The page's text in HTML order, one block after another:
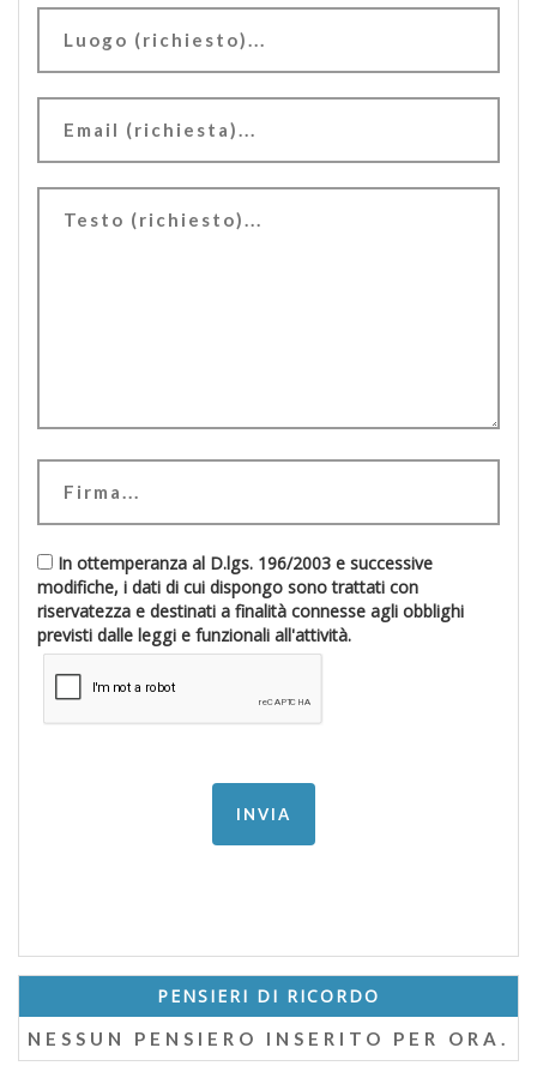
In ottemperanza al D.lgs. 196/2003 e successive
modifiche, i dati di cui dispongo sono trattati con
riservatezza e destinati a finalità connesse agli obblighi
previsti dalle leggi e funzionali all'attività.
PENSIERI DI RICORDO
NESSUN PENSIERO INSERITO PER ORA.